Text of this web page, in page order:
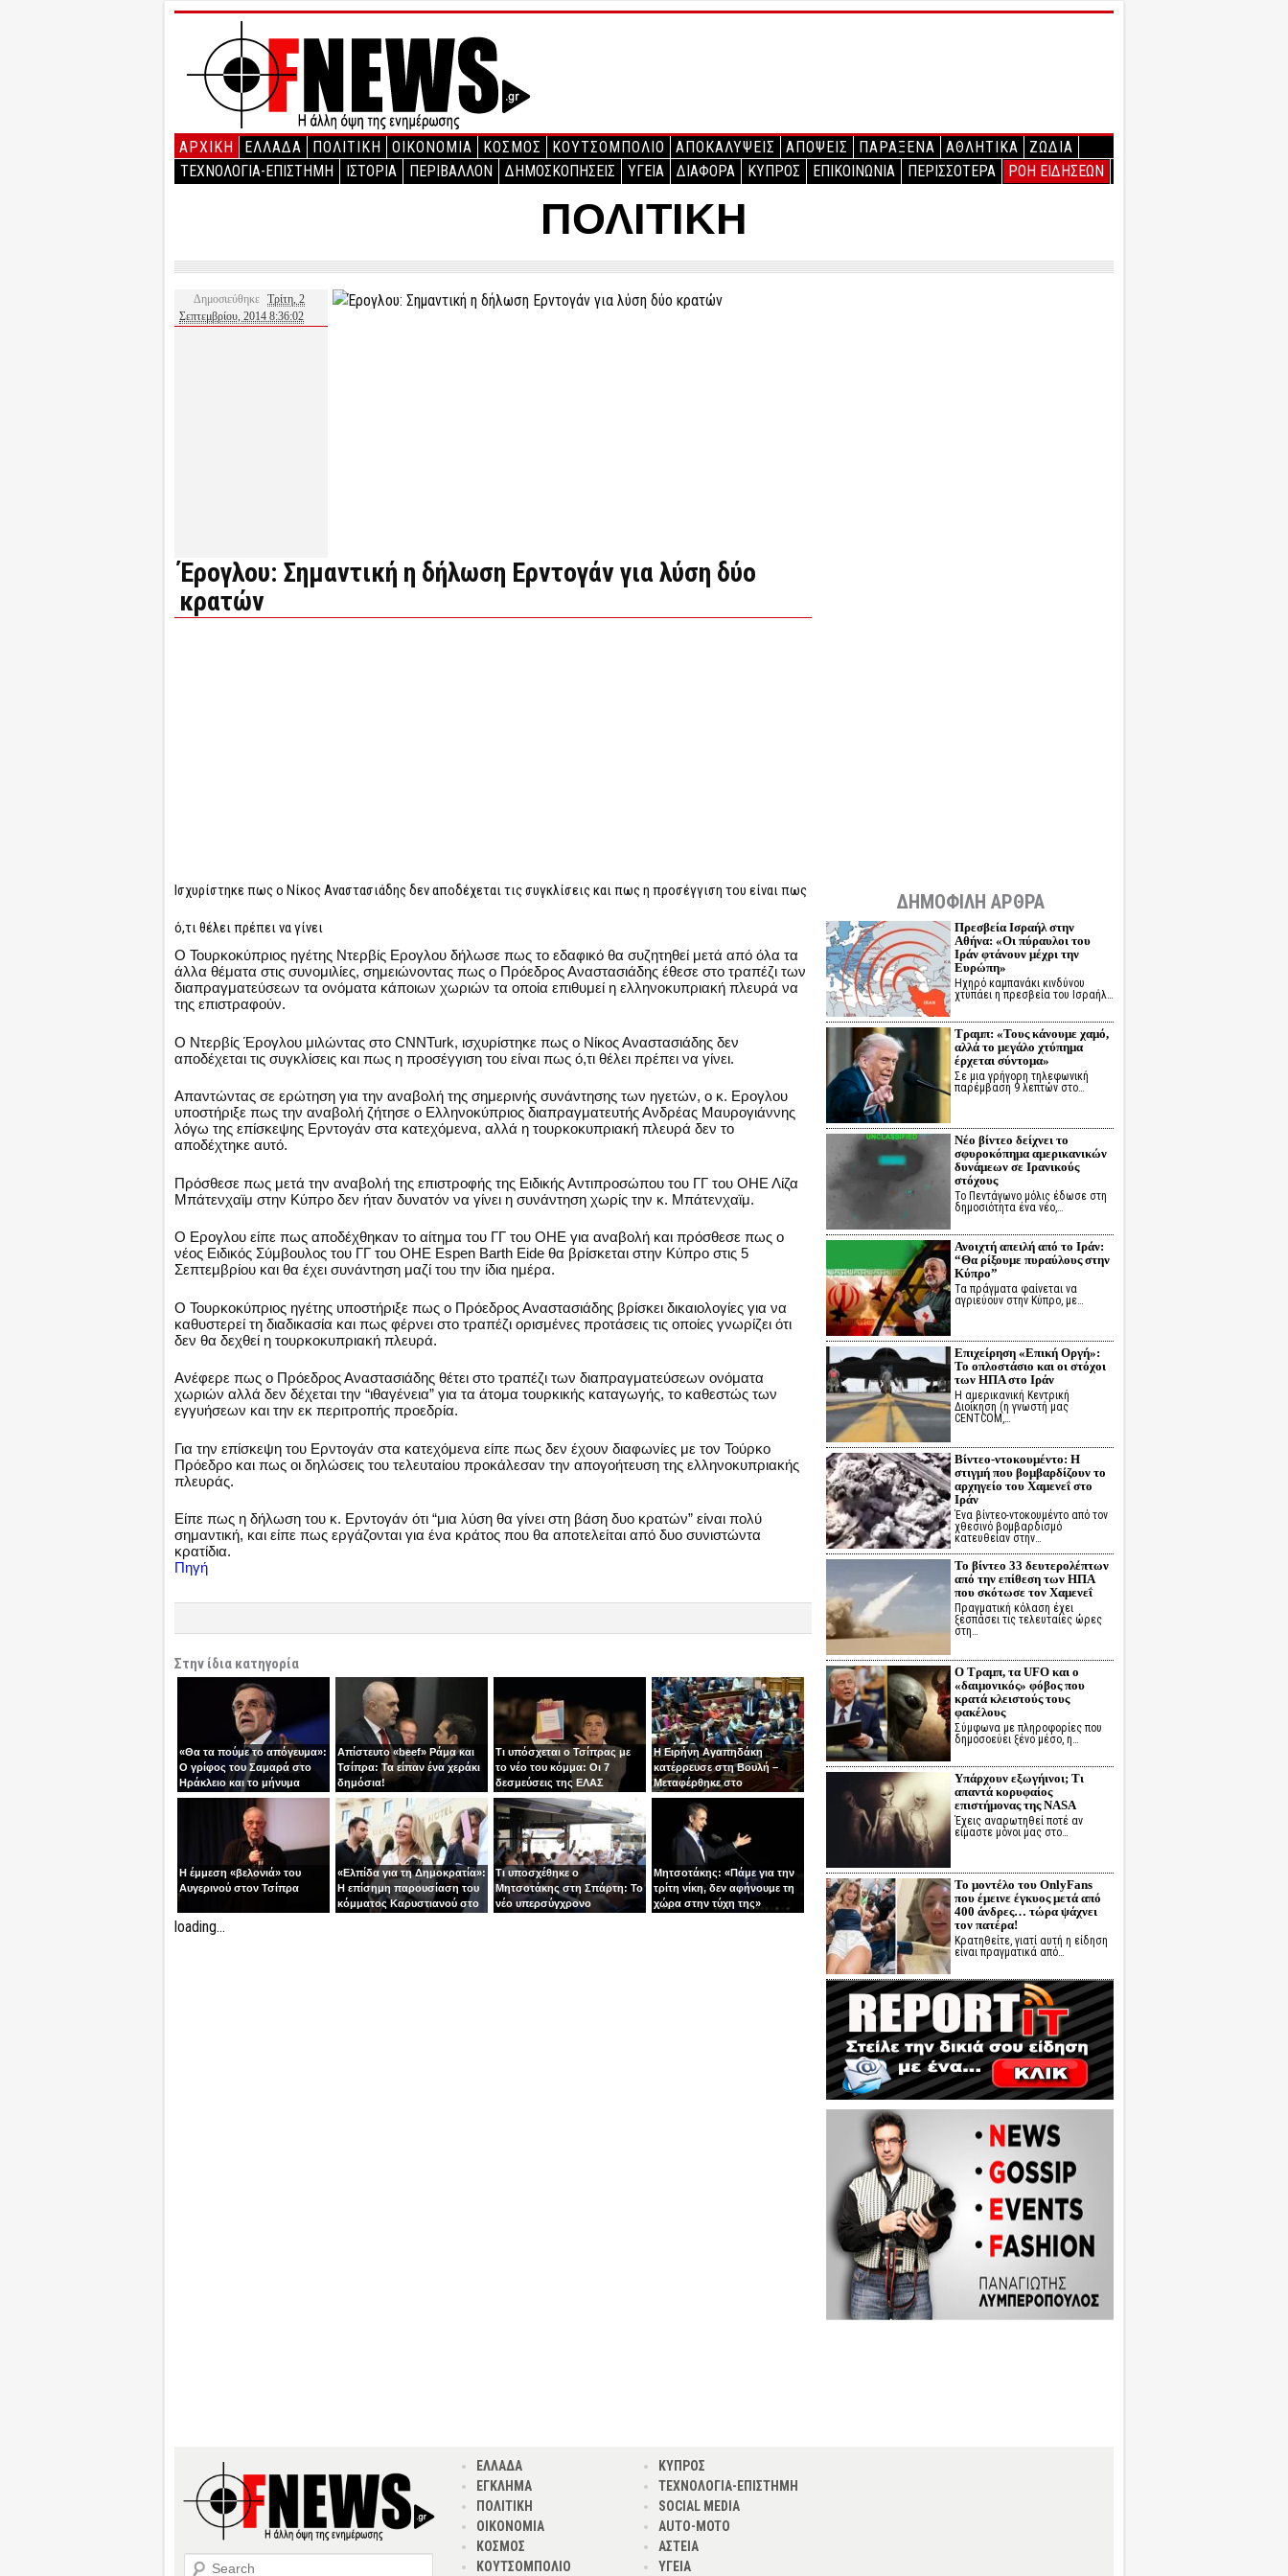
ΑΡΧΙΚΉ ΕΛΛΑΔΑ ΠΟΛΙΤΙΚΗ ΟΙΚΟΝΟΜΙΑ ΚΟΣΜΟΣ ΚΟΥΤΣΟΜΠΟΛΙΟ ΑΠΟΚΑΛΥΨΕΙΣ ΑΠΟΨΕΙΣ ΠΑΡΑΞΕΝΑ ΑΘΛΗΤΙΚΑ
ΖΩΔΙΑ
ΤΕΧΝΟΛΟΓΙΑ-ΕΠΙΣΤΗΜΗ
ΙΣΤΟΡΙΑ ΠΕΡΙΒΑΛΛΟΝ ΔΗΜΟΣΚΟΠΗΣΕΙΣ ΥΓΕΙΑ ΔΙΑΦΟΡΑ ΚΥΠΡΟΣ ΕΠΙΚΟΙΝΩΝΙΑ ΠΕΡΙΣΣΟΤΕΡΑ ΡΟΗ ΕΙΔΗΣΕΩΝ
ΠΟΛΙΤΙΚΗ
Δημοσιεύθηκε Τρίτη, 2
Σεπτεμβρίου, 2014 8:36:02
Έρογλου: Σημαντική η δήλωση Ερντογάν για λύση δύο
κρατών
Ισχυρίστηκε πως ο Νίκος Αναστασιάδης δεν αποδέχεται τις συγκλίσεις και πως η προσέγγιση του είναι πως
ό,τι θέλει πρέπει να γίνει
Ο Τουρκοκύπριος ηγέτης Ντερβίς Ερογλου δήλωσε πως το εδαφικό θα συζητηθεί μετά από όλα τα
άλλα θέματα στις συνομιλίες, σημειώνοντας πως ο Πρόεδρος Αναστασιάδης έθεσε στο τραπέζι των
διαπραγματεύσεων τα ονόματα κάποιων χωριών τα οποία επιθυμεί η ελληνοκυπριακή πλευρά να
της επιστραφούν.
Ο Ντερβίς Έρογλου μιλώντας στο CNNTurk, ισχυρίστηκε πως ο Νίκος Αναστασιάδης δεν
αποδέχεται τις συγκλίσεις και πως η προσέγγιση του είναι πως ό,τι θέλει πρέπει να γίνει.
Απαντώντας σε ερώτηση για την αναβολή της σημερινής συνάντησης των ηγετών, ο κ. Ερογλου
υποστήριξε πως την αναβολή ζήτησε ο Ελληνοκύπριος διαπραγματευτής Ανδρέας Μαυρογιάννης
λόγω της επίσκεψης Ερντογάν στα κατεχόμενα, αλλά η τουρκοκυπριακή πλευρά δεν το
αποδέχτηκε αυτό.
Πρόσθεσε πως μετά την αναβολή της επιστροφής της Ειδικής Αντιπροσώπου του ΓΓ του ΟΗΕ Λίζα
Μπάτενχαϊμ στην Κύπρο δεν ήταν δυνατόν να γίνει η συνάντηση χωρίς την κ. Μπάτενχαϊμ.
Ο Ερογλου είπε πως αποδέχθηκαν το αίτημα του ΓΓ του ΟΗΕ για αναβολή και πρόσθεσε πως ο
νέος Ειδικός Σύμβουλος του ΓΓ του ΟΗΕ Espen Barth Eide θα βρίσκεται στην Κύπρο στις 5
Σεπτεμβρίου και θα έχει συνάντηση μαζί του την ίδια ημέρα.
Ο Τουρκοκύπριος ηγέτης υποστήριξε πως ο Πρόεδρος Αναστασιάδης βρίσκει δικαιολογίες για να
καθυστερεί τη διαδικασία και πως φέρνει στο τραπέζι ορισμένες προτάσεις τις οποίες γνωρίζει ότι
δεν θα δεχθεί η τουρκοκυπριακή πλευρά.
Ανέφερε πως ο Πρόεδρος Αναστασιάδης θέτει στο τραπέζι των διαπραγματεύσεων ονόματα
χωριών αλλά δεν δέχεται την “ιθαγένεια” για τα άτομα τουρκικής καταγωγής, το καθεστώς των
εγγυήσεων και την εκ περιτροπής προεδρία.
Για την επίσκεψη του Ερντογάν στα κατεχόμενα είπε πως δεν έχουν διαφωνίες με τον Τούρκο
Πρόεδρο και πως οι δηλώσεις του τελευταίου προκάλεσαν την απογοήτευση της ελληνοκυπριακής
πλευράς.
Είπε πως η δήλωση του κ. Ερντογάν ότι “μια λύση θα γίνει στη βάση δυο κρατών” είναι πολύ
σημαντική, και είπε πως εργάζονται για ένα κράτος που θα αποτελείται από δυο συνιστώντα
κρατίδια.
Πηγή
Στην ίδια κατηγορία
«Θα τα πούμε το απόγευμα»:
Ο γρίφος του Σαμαρά στο
Ηράκλειο και το μήνυμα
ανατροπής
Απίστευτο «beef» Ράμα και
Τσίπρα: Τα είπαν ένα χεράκι
δημόσια!
Τι υπόσχεται ο Τσίπρας με
το νέο του κόμμα: Οι 7
δεσμεύσεις της ΕΛΑΣ
Η Ειρήνη Αγαπηδάκη
κατέρρευσε στη Βουλή –
Μεταφέρθηκε στο
νοσοκομείο με ασθενοφόρο
Η έμμεση «βελονιά» του
Αυγερινού στον Τσίπρα
«Ελπίδα για τη Δημοκρατία»:
Η επίσημη παρουσίαση του
κόμματος Καρυστιανού στο
Τι υποσχέθηκε ο
Μητσοτάκης στη Σπάρτη: Το
νέο υπερσύγχρονο
Μητσοτάκης: «Πάμε για την
τρίτη νίκη, δεν αφήνουμε τη
χώρα στην τύχη της»
loading...
ΔΗΜΟΦΙΛΗ ΑΡΘΡΑ
Πρεσβεία Ισραήλ στην
Αθήνα: «Οι πύραυλοι του
Ιράν φτάνουν μέχρι την
Ευρώπη»
Ηχηρό καμπανάκι κινδύνου
χτυπάει η πρεσβεία του Ισραήλ…
Τραμπ: «Τους κάνουμε χαμό,
αλλά το μεγάλο χτύπημα
έρχεται σύντομα»
Σε μια γρήγορη τηλεφωνική
παρέμβαση 9 λεπτών στο…
Νέο βίντεο δείχνει το
σφυροκόπημα αμερικανικών
δυνάμεων σε Ιρανικούς
στόχους
Το Πεντάγωνο μόλις έδωσε στη
δημοσιότητα ένα νέο,…
Ανοιχτή απειλή από το Ιράν:
“Θα ρίξουμε πυραύλους στην
Κύπρο”
Τα πράγματα φαίνεται να
αγριεύουν στην Κύπρο, με…
Επιχείρηση «Επική Οργή»:
Το οπλοστάσιο και οι στόχοι
των ΗΠΑ στο Ιράν
Η αμερικανική Κεντρική
Διοίκηση (η γνωστή μας
CENTCOM,…
Βίντεο-ντοκουμέντο: Η
στιγμή που βομβαρδίζουν το
αρχηγείο του Χαμενεΐ στο
Ιράν
Ένα βίντεο-ντοκουμέντο από τον
χθεσινό βομβαρδισμό
κατευθείαν στην…
Το βίντεο 33 δευτερολέπτων
από την επίθεση των ΗΠΑ
που σκότωσε τον Χαμενεΐ
Πραγματική κόλαση έχει
ξεσπάσει τις τελευταίες ώρες
στη…
Ο Τραμπ, τα UFO και ο
«δαιμονικός» φόβος που
κρατά κλειστούς τους
φακέλους
Σύμφωνα με πληροφορίες που
δημοσοεύει ξένο μέσο, η…
Υπάρχουν εξωγήινοι; Τι
απαντά κορυφαίος
επιστήμονας της NASA
Έχεις αναρωτηθεί ποτέ αν
είμαστε μόνοι μας στο…
Το μοντέλο του OnlyFans
που έμεινε έγκυος μετά από
400 άνδρες… τώρα ψάχνει
τον πατέρα!
Κρατηθείτε, γιατί αυτή η είδηση
είναι πραγματικά από…
Search
ΕΛΛΑΔΑ
ΕΓΚΛΗΜΑ
ΠΟΛΙΤΙΚΗ
ΟΙΚΟΝΟΜΙΑ
ΚΟΣΜΟΣ
ΚΟΥΤΣΟΜΠΟΛΙΟ
ΚΥΠΡΟΣ
ΤΕΧΝΟΛΟΓΙΑ-ΕΠΙΣΤΗΜΗ
SOCIAL MEDIA
AUTO-MOTO
ΑΣΤΕΙΑ
ΥΓΕΙΑ